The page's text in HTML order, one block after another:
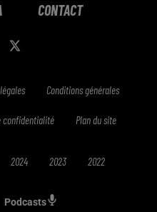
Podcasts
CONTACT
Conditions générales
confidentialité Plan du site
2024 2023 2022